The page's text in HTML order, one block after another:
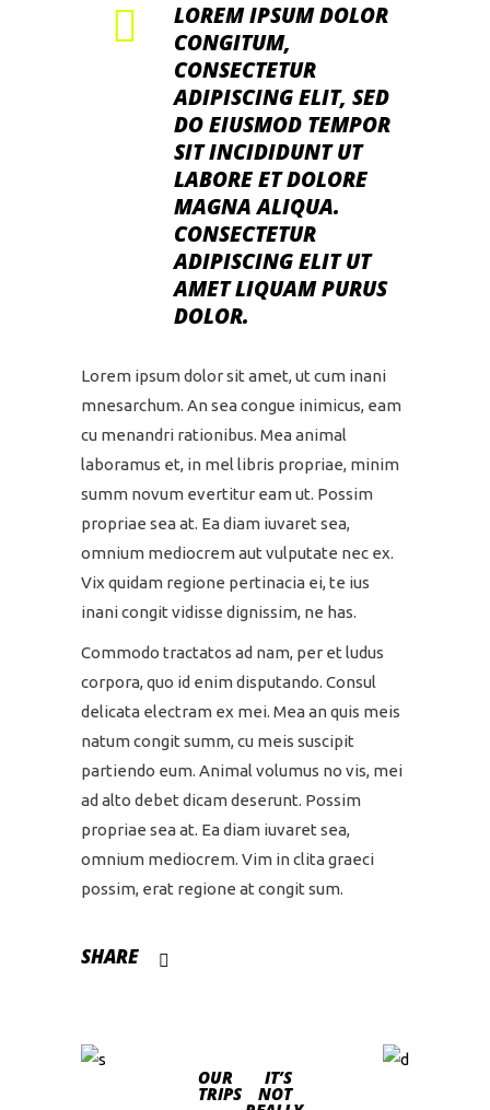
LOREM IPSUM DOLOR
CONGITUM,
CONSECTETUR
ADIPISCING ELIT, SED
DO EIUSMOD TEMPOR
SIT INCIDIDUNT UT
LABORE ET DOLORE
MAGNA ALIQUA.
CONSECTETUR
ADIPISCING ELIT UT
AMET LIQUAM PURUS
DOLOR.
Lorem ipsum dolor sit amet, ut cum inani
mnesarchum. An sea congue inimicus, eam
cu menandri rationibus. Mea animal
laboramus et, in mel libris propriae, minim
summ novum evertitur eam ut. Possim
propriae sea at. Ea diam iuvaret sea,
omnium mediocrem aut vulputate nec ex.
Vix quidam regione pertinacia ei, te ius
inani congit vidisse dignissim, ne has.
Commodo tractatos ad nam, per et ludus
corpora, quo id enim disputando. Consul
delicata electram ex mei. Mea an quis meis
natum congit summ, cu meis suscipit
partiendo eum. Animal volumus no vis, mei
ad alto debet dicam deserunt. Possim
propriae sea at. Ea diam iuvaret sea,
omnium mediocrem. Vim in clita graeci
possim, erat regione at congit sum.
SHARE
OUR
TRIPS
IT’S
NOT